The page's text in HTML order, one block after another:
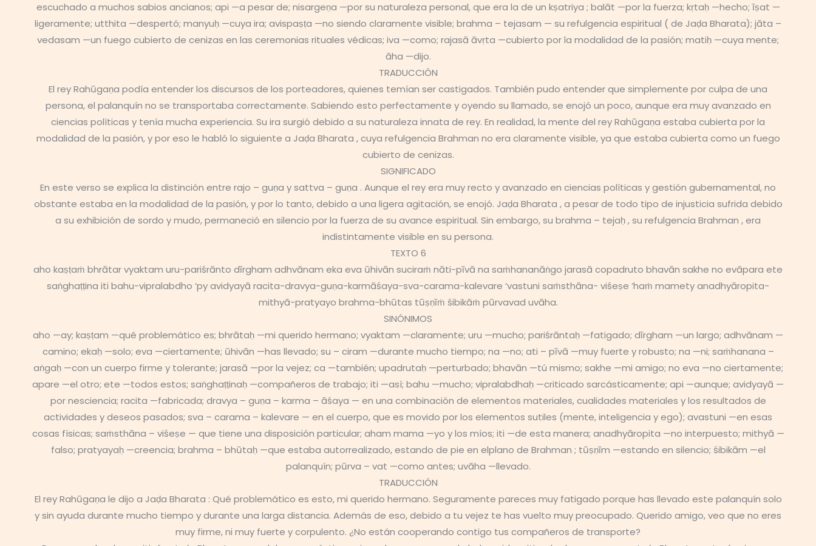
escuchado a muchos sabios ancianos; api —a pesar de; nisargeṇa —por su naturaleza personal, que era la de un kṣatriya ; balāt —por la fuerza; kṛtaḥ —hecho; īṣat —
ligeramente; utthita —despertó; manyuḥ —cuya ira; avispaṣṭa —no siendo claramente visible; brahma – tejasam — su refulgencia espiritual ( de Jaḍa Bharata); jāta –
vedasam —un fuego cubierto de cenizas en las ceremonias rituales védicas; iva —como; rajasā āvṛta —cubierto por la modalidad de la pasión; matiḥ —cuya mente;
āha —dijo.
TRADUCCIÓN
El rey Rahūgaṇa podía entender los discursos de los porteadores, quienes temían ser castigados. También pudo entender que simplemente por culpa de una
persona, el palanquín no se transportaba correctamente. Sabiendo esto perfectamente y oyendo su llamado, se enojó un poco, aunque era muy avanzado en
ciencias políticas y tenía mucha experiencia. Su ira surgió debido a su naturaleza innata de rey. En realidad, la mente del rey Rahūgaṇa estaba cubierta por la
modalidad de la pasión, y por eso le habló lo siguiente a Jaḍa Bharata , cuya refulgencia Brahman no era claramente visible, ya que estaba cubierta como un fuego
cubierto de cenizas.
SIGNIFICADO
En este verso se explica la distinción entre rajo – guṇa y sattva – guṇa . Aunque el rey era muy recto y avanzado en ciencias políticas y gestión gubernamental, no
obstante estaba en la modalidad de la pasión, y por lo tanto, debido a una ligera agitación, se enojó. Jaḍa Bharata , a pesar de todo tipo de injusticia sufrida debido
a su exhibición de sordo y mudo, permaneció en silencio por la fuerza de su avance espiritual. Sin embargo, su brahma – tejaḥ , su refulgencia Brahman , era
indistintamente visible en su persona.
TEXTO 6
aho kaṣṭaṁ bhrātar vyaktam uru-pariśrānto dīrgham adhvānam eka eva ūhivān suciraṁ nāti-pīvā na saṁhananāṅgo jarasā copadruto bhavān sakhe no evāpara ete
saṅghaṭṭina iti bahu-vipralabdho ‘py avidyayā racita-dravya-guṇa-karmāśaya-sva-carama-kalevare ‘vastuni saṁsthāna- viśeṣe ‘haṁ mamety anadhyāropita-
mithyā-pratyayo brahma-bhūtas tūṣṇīṁ śibikāṁ pūrvavad uvāha.
SINÓNIMOS
aho —ay; kaṣṭam —qué problemático es; bhrātaḥ —mi querido hermano; vyaktam —claramente; uru —mucho; pariśrāntaḥ —fatigado; dīrgham —un largo; adhvānam —
camino; ekaḥ —solo; eva —ciertamente; ūhivān —has llevado; su – ciram —durante mucho tiempo; na —no; ati – pīvā —muy fuerte y robusto; na —ni; saṁhanana –
aṅgaḥ —con un cuerpo firme y tolerante; jarasā —por la vejez; ca —también; upadrutaḥ —perturbado; bhavān —tú mismo; sakhe —mi amigo; no eva —no ciertamente;
apare —el otro; ete —todos estos; saṅghaṭṭinaḥ —compañeros de trabajo; iti —así; bahu —mucho; vipralabdhaḥ —criticado sarcásticamente; api —aunque; avidyayā —
por nesciencia; racita —fabricada; dravya – guṇa – karma – āśaya — en una combinación de elementos materiales, cualidades materiales y los resultados de
actividades y deseos pasados; sva – carama – kalevare — en el cuerpo, que es movido por los elementos sutiles (mente, inteligencia y ego); avastuni —en esas
cosas físicas; saṁsthāna – viśeṣe — que tiene una disposición particular; aham mama —yo y los míos; iti —de esta manera; anadhyāropita —no interpuesto; mithyā —
falso; pratyayaḥ —creencia; brahma – bhūtaḥ —que estaba autorrealizado, estando de pie en elplano de Brahman ; tūṣṇīm —estando en silencio; śibikām —el
palanquín; pūrva – vat —como antes; uvāha —llevado.
TRADUCCIÓN
El rey Rahūgaṇa le dijo a Jaḍa Bharata : Qué problemático es esto, mi querido hermano. Seguramente pareces muy fatigado porque has llevado este palanquín solo
y sin ayuda durante mucho tiempo y durante una larga distancia. Además de eso, debido a tu vejez te has vuelto muy preocupado. Querido amigo, veo que no eres
muy firme, ni muy fuerte y corpulento. ¿No están cooperando contigo tus compañeros de transporte?